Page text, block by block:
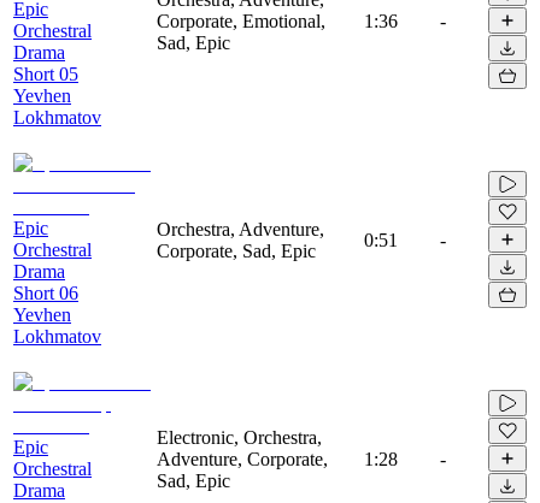
Epic
Orchestral
Drama
Short 05
Yevhen
Lokhmatov
Corporate, Emotional,
Sad, Epic
1:36 -
Epic
Orchestral
Drama
Short 06
Yevhen
Lokhmatov
Orchestra, Adventure,
Corporate, Sad, Epic
0:51 -
Epic
Orchestral
Drama
Electronic, Orchestra,
Adventure, Corporate,
Sad, Epic
1:28 -